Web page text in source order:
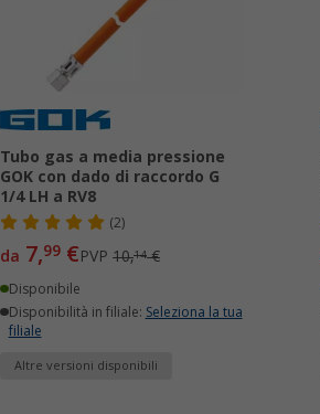
Tubo gas a media pressione
GOK con dado di raccordo G
1/4 LH a RV8
(2)
da 7,99 €PVP10,14€
Disponibile
Disponibilità in filiale: Seleziona la tua
filiale
Altre versioni disponibili